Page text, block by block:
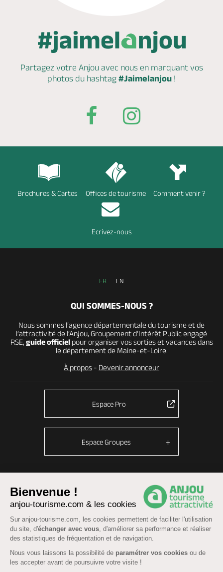
Bienvenue !
anjou-tourisme.com & les cookies
Sur anjou-tourisme.com, les cookies permettent de faciliter l'utilisation
du site, d'échanger avec vous, d'améliorer sa performance et réaliser
des statistiques de fréquentation et de navigation.
Nous vous laissons la possibilité de paramétrer vos cookies ou de
les accepter avant de poursuivre votre visite !
Partagez votre Anjou avec nous en marquantvos
photos du hashtag #Jaimelanjou !
Brochures & Cartes Offices de tourisme Comment venir ?
Ecrivez-nous
FR EN
QUI SOMMES-NOUS ?
Nous sommes l’agence départementale du tourisme et de
l’attractivité de l’Anjou, Groupement d’Intérêt Public engagé
RSE, guide officielpour organiser vos sorties et vacances dans
le département de Maine-et-Loire.
À propos - Devenir annonceur
Espace Pro
Espace Groupes
© Anjou tourisme 2026 - Fonctionnement du site
Mentions légales-Données personnelles-Cookies
CGU Réservation
Accessibilité : partiellement conforme